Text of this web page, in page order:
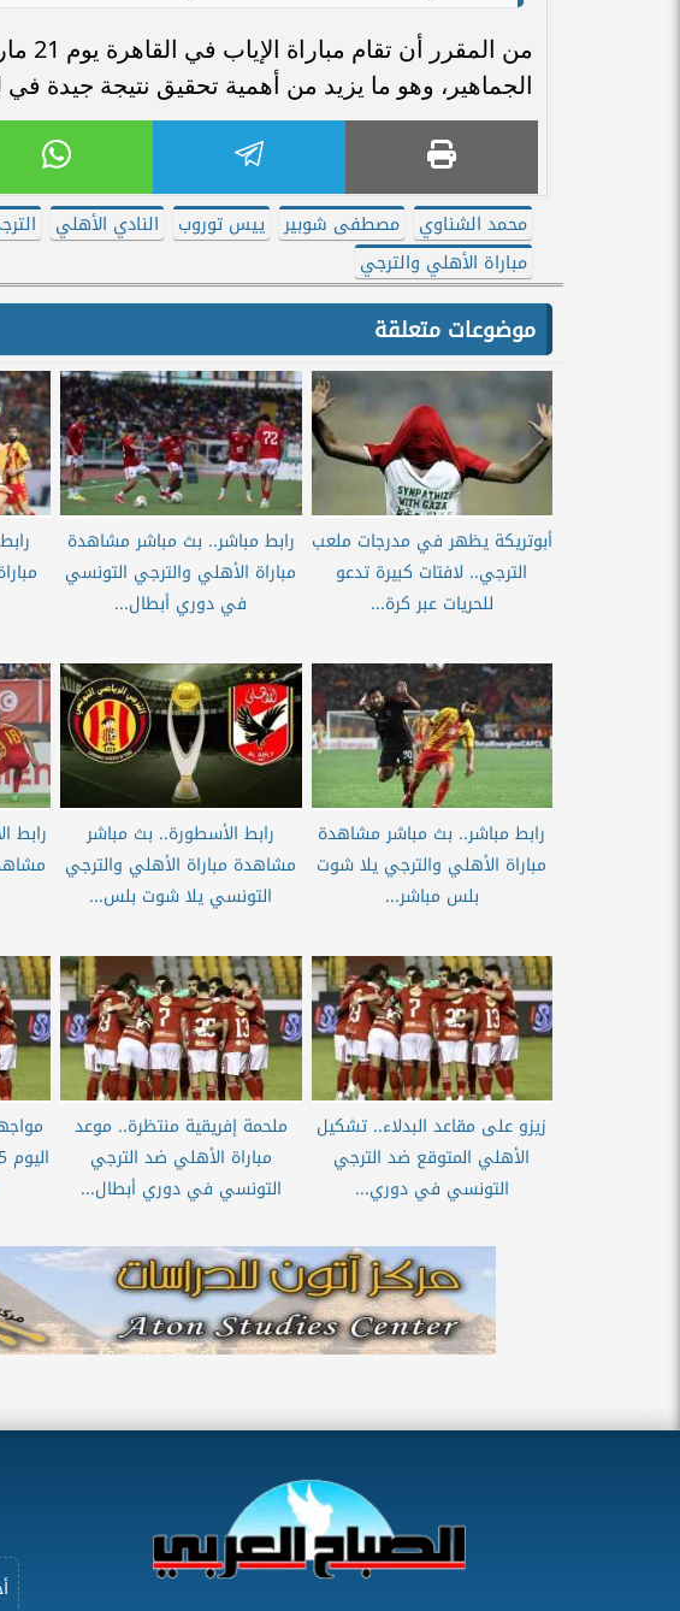
من
الجماهير، وهو ما يزيد من أهمية تحقيق نتيجة جيدة
محمد الشناوي مصطفى شوبير ييس توروب النادي الأهلي
مباراة الأهلي والترجي
موضوعات متعلقة
أبوتريكة يظهر في مدرجات ملعب
الترجي.. لافتات كبيرة تدعو
للحريات عبر كرة...
رابط مباشر.. بث مباشر مشاهدة
مباراة الأهلي والترجي التونسي
في دوري أبطال...
رابط مباشر.. بث مباشر مشاهدة
مباراة الأهلي والترجي يلا شوت
بلس مباشر...
رابط الأسطورة.. بث مباشر
مشاهدة مباراة الأهلي والترجي
التونسي يلا شوت بلس...
رابط
زيزو على مقاعد البدلاء.. تشكيل
الأهلي المتوقع ضد الترجي
التونسي في دوري...
ملحمة إفريقية منتظرة.. موعد
مباراة الأهلي ضد الترجي
التونسي في دوري أبطال...